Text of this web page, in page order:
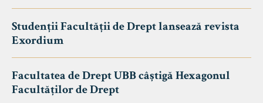
Studenții Facultății de Drept lansează revista
Exordium
Facultatea de Drept UBB câștigă Hexagonul
Facultăților de Drept